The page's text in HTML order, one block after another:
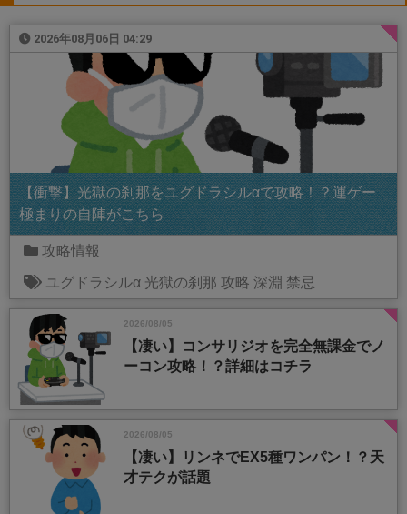
2026年08月06日 04:29
【衝撃】光獄の刹那をユグドラシルαで攻略！？運ゲー
極まりの自陣がこちら
攻略情報
ユグドラシルα 光獄の刹那 攻略 深淵 禁忌
2026/08/05
【凄い】コンサリジオを完全無課金でノ
ーコン攻略！？詳細はコチラ
2026/08/05
【凄い】リンネでEX5種ワンパン！？天
才テクが話題